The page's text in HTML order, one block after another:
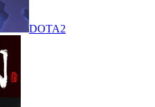
DOTA2